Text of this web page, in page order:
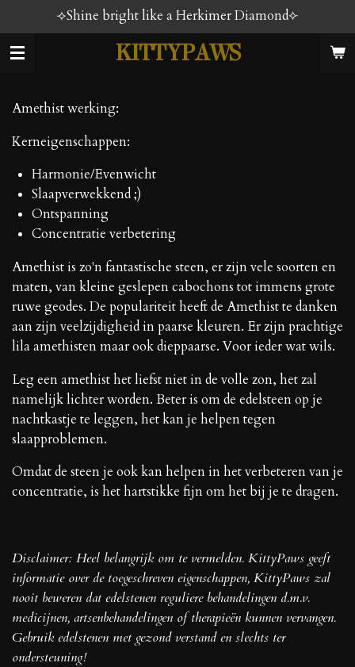
direct
naar
KITTYPAWS
⟢Shine bright like a Herkimer Diamond⟣
Amethist werking:
Kerneigenschappen:
Harmonie/Evenwicht
Slaapverwekkend ;)
Ontspanning
Concentratie verbetering
Amethist is zo'n fantastische steen, er zijn vele soorten en
maten, van kleine geslepen cabochons tot immens grote
ruwe geodes. De populariteit heeft de Amethist te danken
aan zijn veelzijdigheid in paarse kleuren. Er zijn prachtige
lila amethisten maar ook dieppaarse. Voor ieder wat wils.
Leg een amethist het liefst niet in de volle zon, het zal
namelijk lichter worden. Beter is om de edelsteen op je
nachtkastje te leggen, het kan je helpen tegen
slaapproblemen.
Omdat de steen je ook kan helpen in het verbeteren van je
concentratie, is het hartstikke fijn om het bij je te dragen.
Disclaimer: Heel belangrijk om te vermelden. KittyPaws geeft
informatie over de toegeschreven eigenschappen, KittyPaws zal
nooit beweren dat edelstenen reguliere behandelingen d.m.v.
medicijnen, artsenbehandelingen of therapieën kunnen vervangen.
Gebruik edelstenen met gezond verstand en slechts ter
ondersteuning!